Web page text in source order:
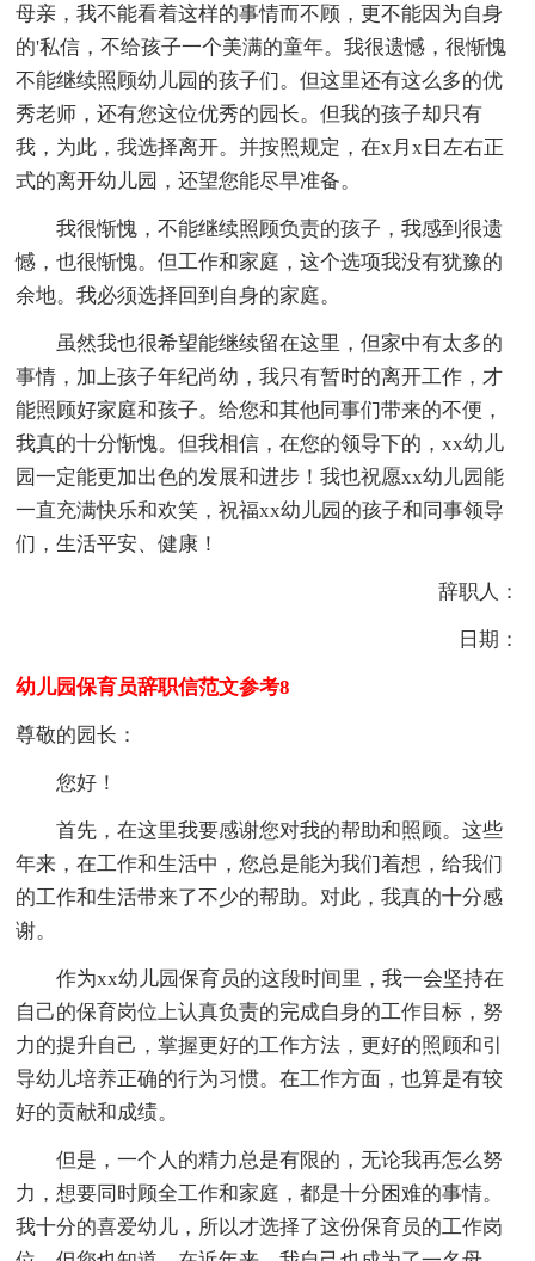
母亲，我不能看着这样的事情而不顾，更不能因为自身
的'私信，不给孩子一个美满的童年。我很遗憾，很惭愧
不能继续照顾幼儿园的孩子们。但这里还有这么多的优
秀老师，还有您这位优秀的园长。但我的孩子却只有
我，为此，我选择离开。并按照规定，在x月x日左右正
式的离开幼儿园，还望您能尽早准备。
我很惭愧，不能继续照顾负责的孩子，我感到很遗
憾，也很惭愧。但工作和家庭，这个选项我没有犹豫的
余地。我必须选择回到自身的家庭。
虽然我也很希望能继续留在这里，但家中有太多的
事情，加上孩子年纪尚幼，我只有暂时的离开工作，才
能照顾好家庭和孩子。给您和其他同事们带来的不便，
我真的十分惭愧。但我相信，在您的领导下的，xx幼儿
园一定能更加出色的发展和进步！我也祝愿xx幼儿园能
一直充满快乐和欢笑，祝福xx幼儿园的孩子和同事领导
们，生活平安、健康！
辞职人：
日期：
幼儿园保育员辞职信范文参考8
尊敬的园长：
您好！
首先，在这里我要感谢您对我的帮助和照顾。这些
年来，在工作和生活中，您总是能为我们着想，给我们
的工作和生活带来了不少的帮助。对此，我真的十分感
谢。
作为xx幼儿园保育员的这段时间里，我一会坚持在
自己的保育岗位上认真负责的完成自身的工作目标，努
力的提升自己，掌握更好的工作方法，更好的照顾和引
导幼儿培养正确的行为习惯。在工作方面，也算是有较
好的贡献和成绩。
但是，一个人的精力总是有限的，无论我再怎么努
力，想要同时顾全工作和家庭，都是十分困难的事情。
我十分的喜爱幼儿，所以才选择了这份保育员的工作岗